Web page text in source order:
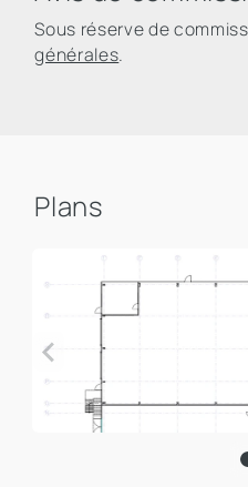
Sous réserve de
générales.
Plans